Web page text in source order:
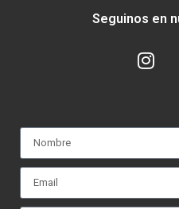
Seguinos en